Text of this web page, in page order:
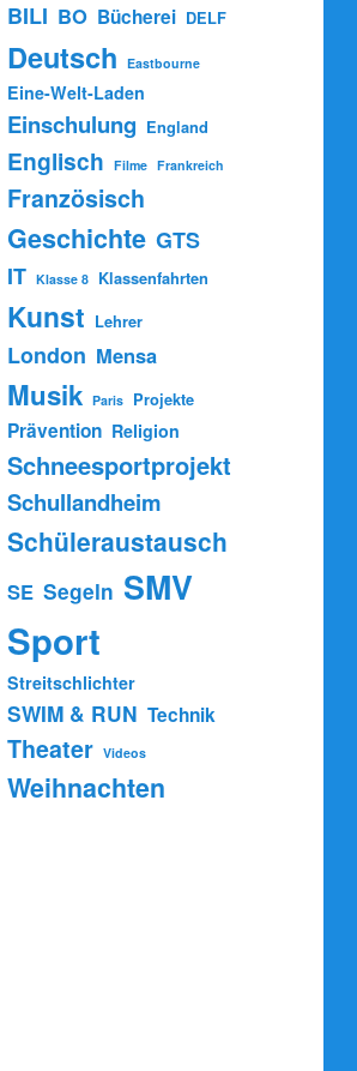
BILI BO Bücherei DELF
Deutsch Eastbourne
Eine-Welt-Laden
Einschulung England
Englisch Filme Frankreich
Französisch
Geschichte GTS
IT Klasse 8 Klassenfahrten
Kunst Lehrer
London Mensa
Musik Paris Projekte
Prävention Religion
Schneesportprojekt
Schullandheim
Schüleraustausch
SE Segeln SMV
Sport
Streitschlichter
SWIM & RUN Technik
Theater Videos
Weihnachten